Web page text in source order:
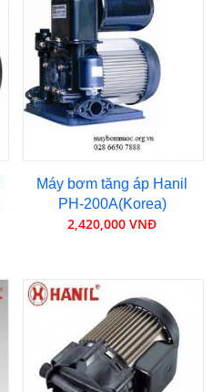
Máy bơm tăng áp Hanil
PH-200A(Korea)
2,420,000 VNĐ